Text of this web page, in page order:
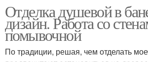
Отделка душевой в
дизайн. Работа со
помывочной
По традиции, решая, чем отделать